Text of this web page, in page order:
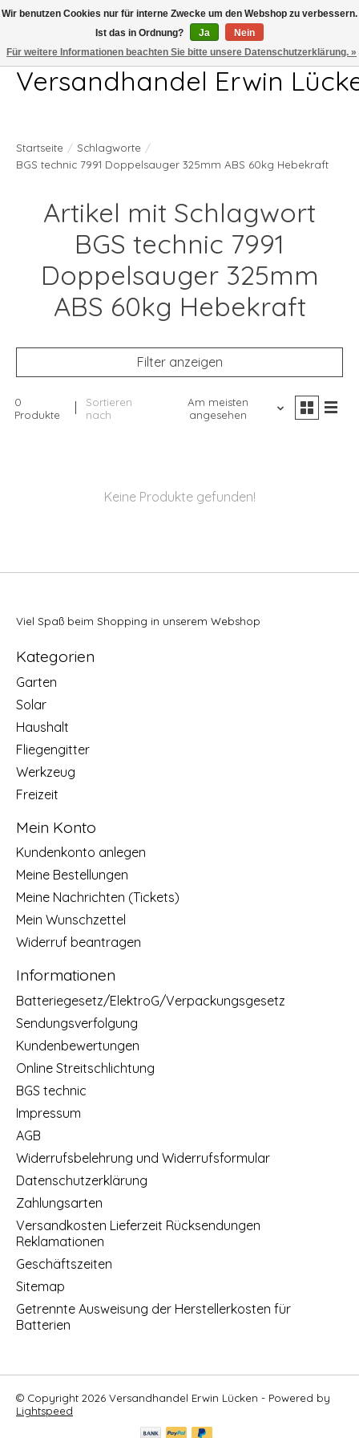
Telefon 04407 715872 MO-DO 7.00-17.00Uhr FR 7.00-13.00Uhr
Versandhandel Erwin
Startseite / Schlagworte /
BGS technic 7991 Doppelsauger 325mm ABS 60kg Hebekraft
Artikel mit Schlagwort
BGS technic 7991
Doppelsauger 325mm
ABS 60kg Hebekraft
Filter anzeigen
0
Produkte
Sortieren
nach
Am meisten
angesehen
Keine Produkte gefunden!
Viel Spaß beim Shopping in unserem Webshop
Kategorien
Garten
Solar
Haushalt
Fliegengitter
Werkzeug
Freizeit
Mein Konto
Kundenkonto anlegen
Meine Bestellungen
Meine Nachrichten (Tickets)
Mein Wunschzettel
Widerruf beantragen
Informationen
Batteriegesetz/ElektroG/Verpackungsgesetz
Sendungsverfolgung
Kundenbewertungen
Online Streitschlichtung
BGS technic
Impressum
AGB
Widerrufsbelehrung und Widerrufsformular
Datenschutzerklärung
Zahlungsarten
Versandkosten Lieferzeit Rücksendungen
Reklamationen
Geschäftszeiten
Sitemap
Getrennte Ausweisung der Herstellerkosten für
Batterien
© Copyright 2026 Versandhandel Erwin Lücken - Powered by
Lightspeed
Wir benutzen Cookies nur für interne Zwecke um den Webshop zu verbessern.
Ist das in Ordnung?
Ja
Nein
Für weitere Informationen beachten Sie bitte unsere Datenschutzerklärung. »